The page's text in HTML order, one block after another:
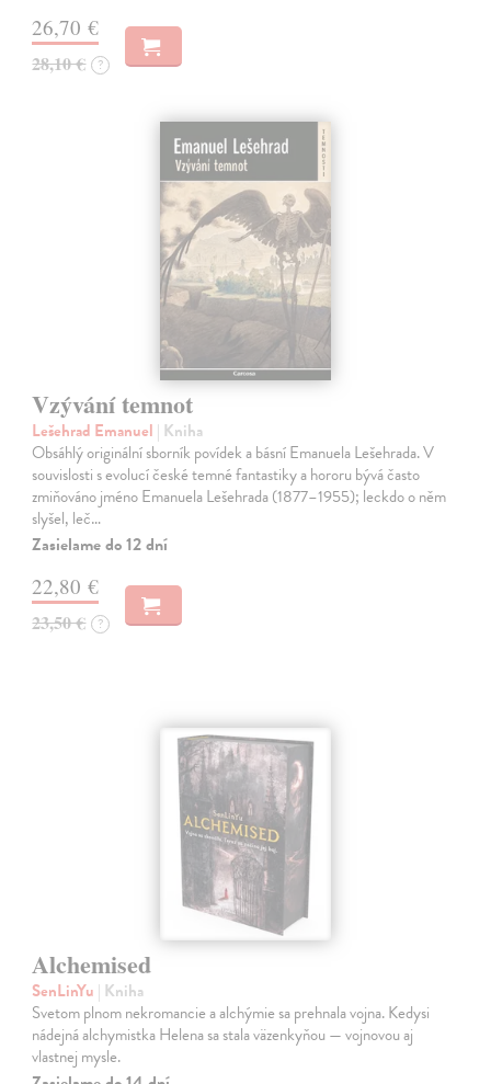
26,70 €
28,10 € ?
Vzývání temnot
Lešehrad Emanuel | Kniha
Obsáhlý originální sborník povídek a básní Emanuela Lešehrada. V
souvislosti s evolucí české temné fantastiky a hororu bývá často
zmiňováno jméno Emanuela Lešehrada (1877–1955); leckdo o něm
slyšel, leč…
Zasielame do 12 dní
22,80 €
23,50 € ?
Alchemised
SenLinYu | Kniha
Svetom plnom nekromancie a alchýmie sa prehnala vojna. Kedysi
nádejná alchymistka Helena sa stala väzenkyňou — vojnovou aj
vlastnej mysle.